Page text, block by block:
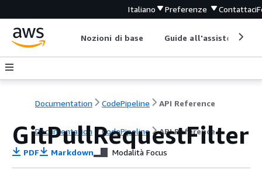
Italiano Preferenze Contattaci
Nozioni di base Guide all'assistenza
Documentation CodePipeline API Reference
Documentation CodePipeline API Reference
GitPullRequestFilter
PDF Markdown Modalità Focus